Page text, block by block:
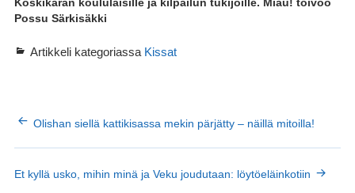
Possu Särkisäkki
Artikkeli kategoriassa Kissat
Olishan siellä kattikisassa mekin pärjätty – näillä mitoilla!
Et kyllä usko, mihin minä ja Veku joudutaan: löytöeläinkotiin